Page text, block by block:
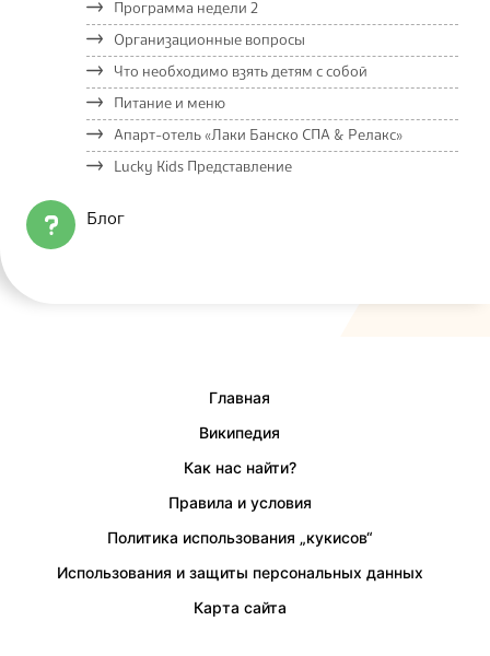
Программа недели 2
Организационные вопросы
Что необходимо взять детям с собой
Питание и меню
Апарт-отель «Лаки Банско СПА & Релакс»
Lucky Kids Представление
Блог
Главная
Википедия
Как нас найти?
Правила и условия
Политика использования „кукисов“
Использования и защиты персональных данных
Карта сайта